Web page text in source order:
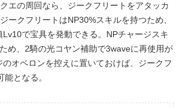
エの周回なら、ジークフリートをアタッカ
ークフリートはNP30%スキルを持つため、
で宝具を発動できる。NPチャージスキ
め、2騎の光コヤン補助で3waveに再使用が
オベロンを控えに置いておけば、ジークフ
となる。